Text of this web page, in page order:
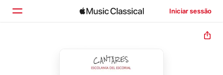
Iniciar sessão